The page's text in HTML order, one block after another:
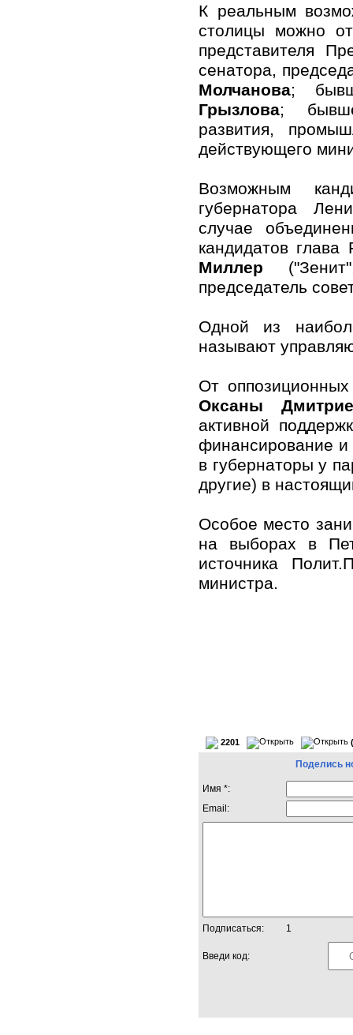
К реальным
столицы можно
представителя
сенатора,
Молчанова;
Грызлова;
развития,
действующего
Возможным
губернатора
случае
кандидатов
Миллер
председатель
Одной из
называют
От
Оксаны
активной
финансирование и
в губернаторы у
другие) в
Особое место
на выборах в
источника
министра.
2201
Поделись
Имя *:
Email:
Подписаться: 1
Введи код: